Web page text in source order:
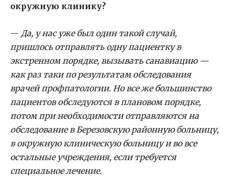
окружную клинику?
— Да, у нас уже был один такой случай,
пришлось отправлять одну пациентку в
экстренном порядке, вызывать санавиацию —
как раз таки по результатам обследования
врачей профпатологии. Но все же большинство
пациентов обследуются в плановом порядке,
потом при необходимости отправляются на
обследование в Березовскую районную больницу,
в окружную клиническую больницу и во все
остальные учреждения, если требуется
специальное лечение.